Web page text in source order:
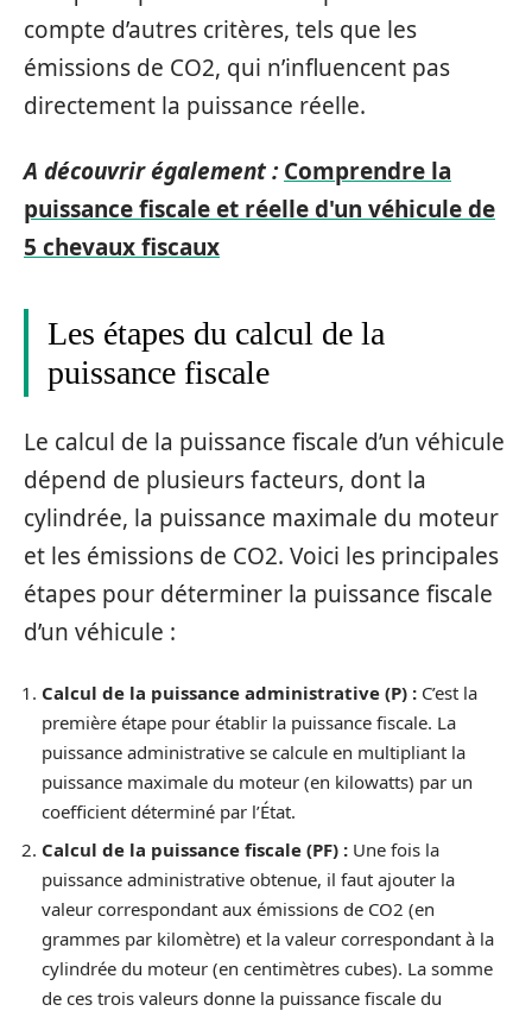
compte d’autres critères, tels que les
émissions de CO2, qui n’influencent pas
directement la puissance réelle.
A découvrir également : Comprendre la
puissance fiscale et réelle d'un véhicule de
5 chevaux fiscaux
Les étapes du calcul de la
puissance fiscale
Le calcul de la puissance fiscale d’un véhicule
dépend de plusieurs facteurs, dont la
cylindrée, la puissance maximale du moteur
et les émissions de CO2. Voici les principales
étapes pour déterminer la puissance fiscale
d’un véhicule :
Calcul de la puissance administrative (P) : C’est la
première étape pour établir la puissance fiscale. La
puissance administrative se calcule en multipliant la
puissance maximale du moteur (en kilowatts) par un
coefficient déterminé par l’État.
Calcul de la puissance fiscale (PF) : Une fois la
puissance administrative obtenue, il faut ajouter la
valeur correspondant aux émissions de CO2 (en
grammes par kilomètre) et la valeur correspondant à la
cylindrée du moteur (en centimètres cubes). La somme
de ces trois valeurs donne la puissance fiscale du